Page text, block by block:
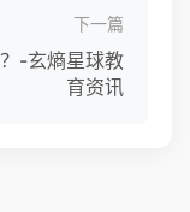
下一篇
-玄熵星球教
育资讯